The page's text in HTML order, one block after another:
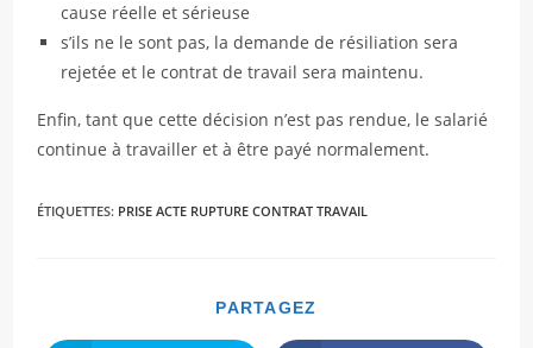
cause réelle et sérieuse
s’ils ne le sont pas, la demande de résiliation sera
rejetée et le contrat de travail sera maintenu.
Enfin, tant que cette décision n’est pas rendue, le salarié
continue à travailler et à être payé normalement.
ÉTIQUETTES: PRISE ACTE RUPTURE CONTRAT TRAVAIL
PARTAGEZ